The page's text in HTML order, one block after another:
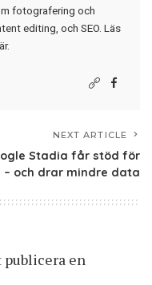
fotografering och
editing, och SEO. Läs
.
NEXT ARTICLE
Stadia får stöd för
– och drar mindre data
en